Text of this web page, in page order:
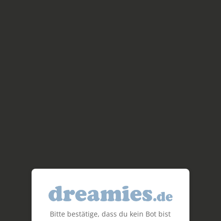
Bitte bestätige, dass du kein Bot bist